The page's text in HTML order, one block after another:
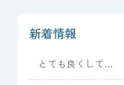
新着情報
とても良くしてい
ただきました